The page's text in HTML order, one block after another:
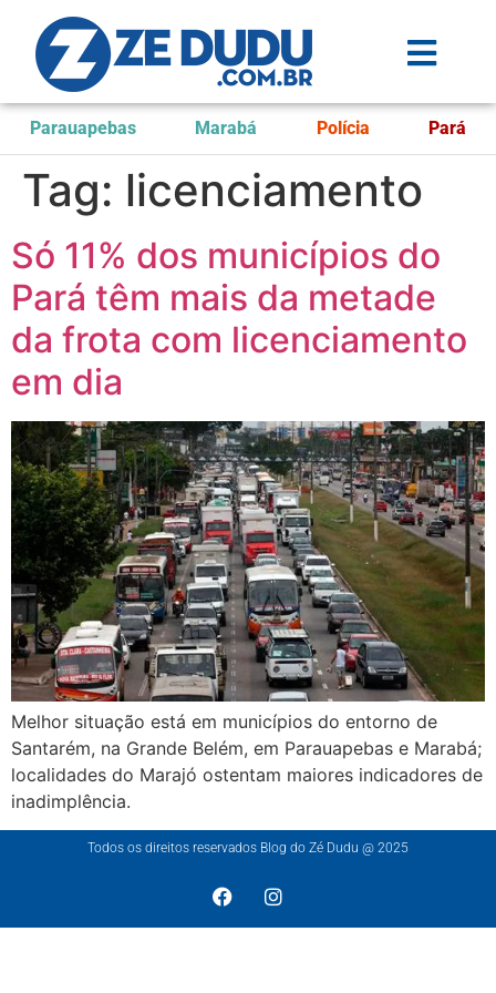
Parauapebas Marabá Polícia Pará
Tag: licenciamento
Só 11% dos municípios do
Pará têm mais da metade
da frota com licenciamento
em dia
Melhor situação está em municípios do entorno de
Santarém, na Grande Belém, em Parauapebas e Marabá;
localidades do Marajó ostentam maiores indicadores de
inadimplência.
Todos os direitos reservados Blog do Zé Dudu @ 2025